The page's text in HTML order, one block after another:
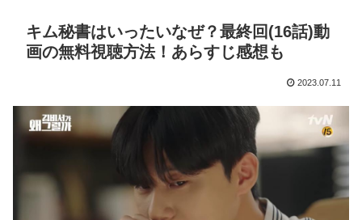
キム秘書はいったいなぜ？最終回(16話)動
画の無料視聴方法！あらすじ感想も
2023.07.11